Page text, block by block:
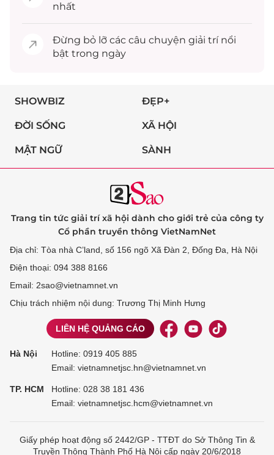
nhất
Đừng bỏ lỡ các câu chuyện giải trínổi
bật trong ngày
SHOWBIZ ĐẸP+
ĐỜI SỐNG XÃ HỘI
MẬT NGỮ SÀNH
Trang tin tức giải trí xã hội dành cho giới trẻ của công ty
Cổ phần truyền thông VietNamNet
Địa chỉ: Tòa nhà C’land, số 156 ngõ Xã Đàn 2, Đống Đa, Hà Nội
Điện thoại: 094 388 8166
Email: 2sao@vietnamnet.vn
Chịu trách nhiệm nội dung: Trương Thị Minh Hưng
LIÊN HỆ QUẢNG CÁO
Hà Nội Hotline: 0919 405 885
Email: vietnamnetjsc.hn@vietnamnet.vn
TP. HCM Hotline: 028 38 181 436
Email: vietnamnetjsc.hcm@vietnamnet.vn
Giấy phép hoạt động số 2442/GP - TTĐT do Sở Thông Tin &
Truyền Thông Thành Phố Hà Nội cấp ngày 20/6/2018